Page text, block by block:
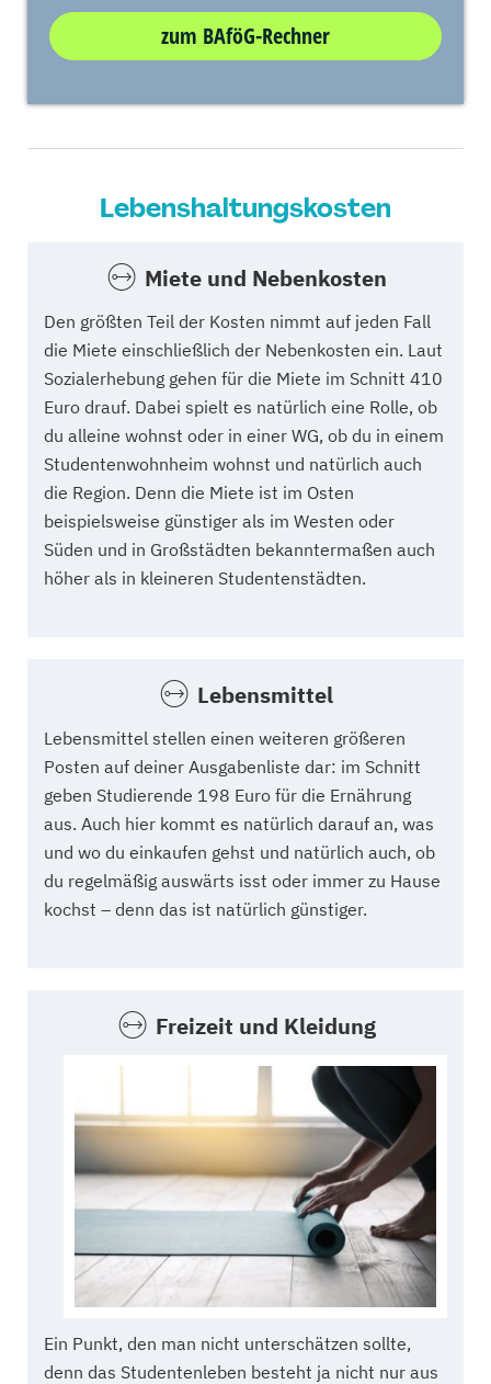
zum BAföG-Rechner
Lebenshaltungskosten
Miete und Nebenkosten
Den größten Teil der Kosten nimmt auf jeden Fall
die Miete einschließlich der Nebenkosten ein. Laut
Sozialerhebung gehen für die Miete im Schnitt 410
Euro drauf. Dabei spielt es natürlich eine Rolle, ob
du alleine wohnst oder in einer WG, ob du in einem
Studentenwohnheim wohnst und natürlich auch
die Region. Denn die Miete ist im Osten
beispielsweise günstiger als im Westen oder
Süden und in Großstädten bekanntermaßen auch
höher als in kleineren Studentenstädten.
Lebensmittel
Lebensmittel stellen einen weiteren größeren
Posten auf deiner Ausgabenliste dar: im Schnitt
geben Studierende 198 Euro für die Ernährung
aus. Auch hier kommt es natürlich darauf an, was
und wo du einkaufen gehst und natürlich auch, ob
du regelmäßig auswärts isst oder immer zu Hause
kochst – denn das ist natürlich günstiger.
Freizeit und Kleidung
Ein Punkt, den man nicht unterschätzen sollte,
denn das Studentenleben besteht ja nicht nur aus